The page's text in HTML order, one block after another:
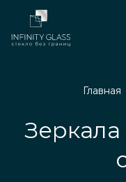
Главная
Зеркала